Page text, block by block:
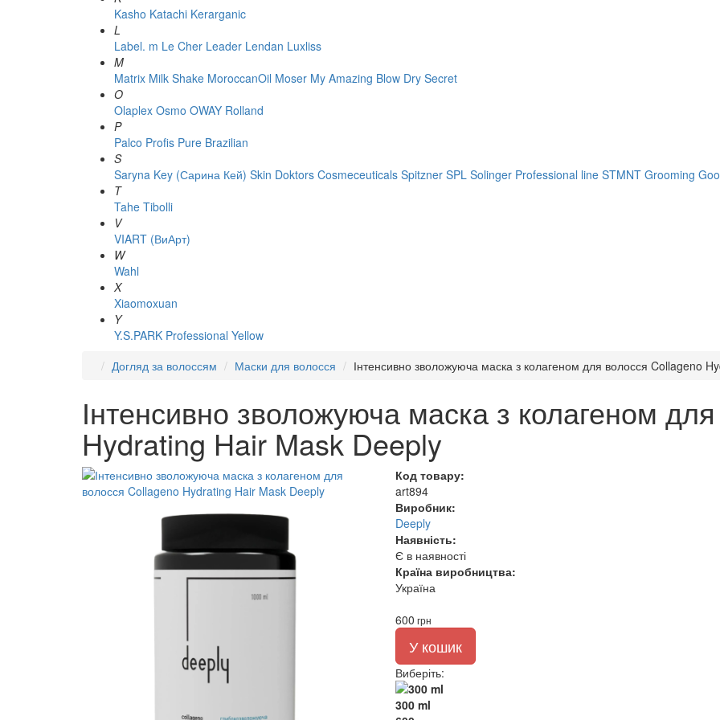
Kasho Katachi Kerarganic
L
Label. m Le Cher Leader Lendan Luxliss
M
Matrix Milk Shake MoroccanOil Moser My Amazing Blow Dry Secret
O
Olaplex Osmo OWAY Rolland
P
Palco Profis Pure Brazilian
S
Saryna Key (Сарина Кей) Skin Doktors Cosmeceuticals Spitzner SPL Solinger Professional line STMNT Grooming
T
Tahe Tibolli
V
VIART (ВиАрт)
W
Wahl
X
Xiaomoxuan
Y
Y.S.PARK Professional Yellow
Догляд за волоссям
Маски для волосся Інтенсивно зволожуюча маска з колагеном для волосся Collageno
Інтенсивно зволожуюча маска з колагеном
Hydrating Hair Mask Deeply
Код товару:
art894
Виробник:
Deeply
Наявність:
Є в наявності
Країна виробництва:
Україна
600 грн
У кошик
Виберіть:
300 ml